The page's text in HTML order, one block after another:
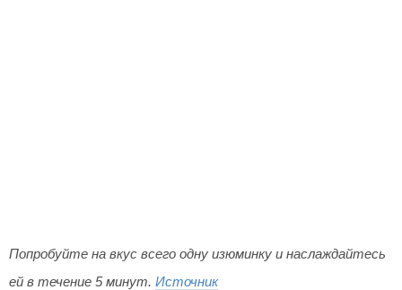
Попробуйте на вкус всего одну изюминку и наслаждайтесь
ей в течение 5 минут. Источник